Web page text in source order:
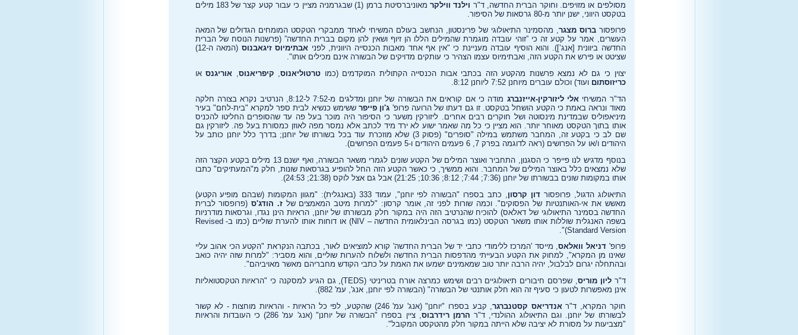
מסולפים או מזויפים. וחוקר הברית החדשה, ד"ר וילנד ווילקר
מאוניברסיטת ברמן (1) שבגרמניה מציין כי עבור קטע קצר של 183 מילים
בטקסט היווני, ישנן יותר מ-80 גרסאות של הסיפור.
פרופסורברוס מצגר, מהסמינר התיאולוגי של פרינסטון, הנחשב בעולם המשיחי לאחד ממבקרי הטקסט המומחים הגדולים של המאה
העשרים, אמר על קטע זה כי ”זוהי עובדה מוגמרת שהמילים הללו הן זיוף ושאין להן מקום בברית החדשה” (‏פרשנות הנוסח של הברית
החדשה ביוונית ‏[אנג’]). והוא הוסיף עובדה מעניינת כי "אין אף אחד מאבות הכנסייה היוונית, לפני אבתימיוס זיגאבנוס
(המאה ה-12)
שציטט או פירש את הקטע הזה, ואבתימיוס עצמו הצהיר כי עותקים מדויקים של הבשורה אינם מכילים אותו".
יצוין כי גם לא נמצא פרשנות מהקטע הזה בכתבי אבות הכנסייה הקתולית המוקדמים (כמו טרטוליאנוס, קיפריאנוס, אוריגנסאו
כריזוסתוםועוד) וכולם עוברים מיוחנן 7:52 ליוחנן 8:12.
הד"ר המשיחיאלי ליזורקין-אייזנברג
מודה כי אם קוראים את הבשורה של יוחנן ומדלגים מ-7:52 ל-8:12, הנרטיב נקרא בצורה חלקה
מאוד ונראה באמת כי הקטע הושחל בטקסט. זו גם דעתו של הרועה פרופ' ג'ון פייפרששימש כנשיא לבית ספר למקרא "בית-לחם" בעיר
מיניאפוליס שבמדינת מינסוטה ושל חוקרים רבים אחרים. ליזורקין משער כי הסיפור היה מוכר בעל פה עד שהסופרים החליטו להכניס
אותו בתוך הטקסט מאוחר יותר. הוא מציין כי כל מה שאמר ישוע לא ירד מיד לכתב אלא נמסר מפה לאוזן כמסורת בעל פה. ליזורקין גם
שם לב כי בקטע זה, המחבר משתמש במילה "סופרים" (פסוק 3) שלא מוזכרת עוד בכל בשורתו של יוחנן; בדרך כלל יוחנן כותב על
היהודים ו/או על הפרושים (ראה לדוגמה בפרק 7, 6 פעמים היהודים ו-5 פעמים הפרושים).
בנוסף מדגיש לנו פייפר כי הסגנון, התחביר ואוצר המילים של הקטע שונים לגמרי משאר הבשורה, ואף ישנם 13 מילים בקטע הקצר הזה
שלא נמצאים כלל באוצר המילים של המחבר. והוא ממשיך, כי כאשר הקטע הזה החל להופיע בגרסאות שונות, חלק מ"המעתיקים" כתבו
אותו במקומות שונים בבשורתו של יוחנן (7:36; 7:44; 8:12; 10:36; 21:25) אבל גם אצל לוקס (21:38; 24:53).
התיאולוג הדגול, פרופסורדון קרסון
, כתב בספרו "הבשורה לפי יוחנן", עמוד 333 (באנגלית): "מגוון המקומות (שבהם מופיע הקטע)
מאשש את אי-האותנטיות של הפסוקים". וכמה שורות לפני זה, אומר קרסון: "למרות מיטב המאמצים שלז. הודג'ס (פרופסור לברית
החדשה בסמינר התיאולוגי של דאלאס) להוכיח שהנרטיב הזה היה במקור חלק מבשורתו של יוחנן, הראיות הינן נגדו, וגרסאות מודרניות
בשפה האנגלית שוללות אותו משאר הטקסט (כמו בגרסה הבינלאומית החדשה – NIV) או דוחות אותו להערת שוליים (כמו ב- Revised
Standard Version)".
פרופ'דניאל וואלאס, מייסד 'המרכז ללימודי כתבי יד של הברית החדשה' קורא למוציאים לאור, בכתבה הנקראת "הקטע הכי אהוב עליי
שאינו מן המקרא", למחוק את הקטע הבעייתי מהדפסות הברית החדשה ולשלוח להערות שוליים, והוא מסביר: "למרות שזה יהיה כואב
ובהתחלה יגרום לבלבול, יהיה הרבה יותר טוב שמאמינים ישמעו את האמת על כתבי הקודש מחבריהם מאשר מאויביהם".
ד"רליון מוריס
, שפרסם חיבורים תיאולוגיים רבים ושימש כמרצה אורח בטריניטי (TEDS), גם הגיע למסקנה כי "הראיות הטקסטואליות
אינן מאפשרות לטעון כי סעיף זה הוא חלק אותנטי של הבשורה" (הבשורה לפי יוחנן, אנג', עמ' 882).
חוקר המקרא, ד"ראנדריאס קסטנברגר
, קבע בספרו "יוחנן" (אנג' עמ' 246) שהקטע, לפי כל הראיות - והראיות מוחצות - לא קשור
לבשורתו של יוחנן. וגם התיאולוג ההולנדי, ד"ר הרמן רידרבוס
, ציין בספרו "הבשורה של יוחנן" (אנג' עמ' 286) כי העובדות והראיות
"מצביעות על מסורת לא יציבה שלא הייתה במקור חלק מהטקסט המקובל".